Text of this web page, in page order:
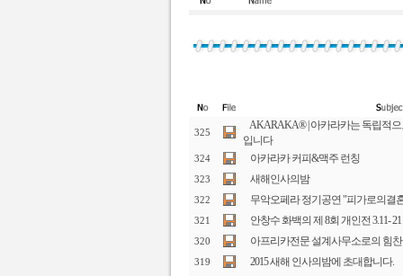
325
AKARAKA® | 아카라카는 독립적
입니다
324 아카라카 커피&맥주 런칭
323 새해인사의밤
322 무악오페라 정기공연 "피가로의결
321 안창수 화백의 제 8회 개인전 3.11-
320 아프리카전문 설계사무소로의 힘
319 2015 새해 인사의밤에 초대합니다.